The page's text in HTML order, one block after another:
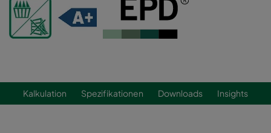
Kalkulation Spezifikationen Downloads Insights